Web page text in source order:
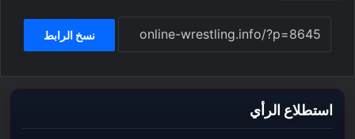
نسخ الرابط
استطلاع الرأي